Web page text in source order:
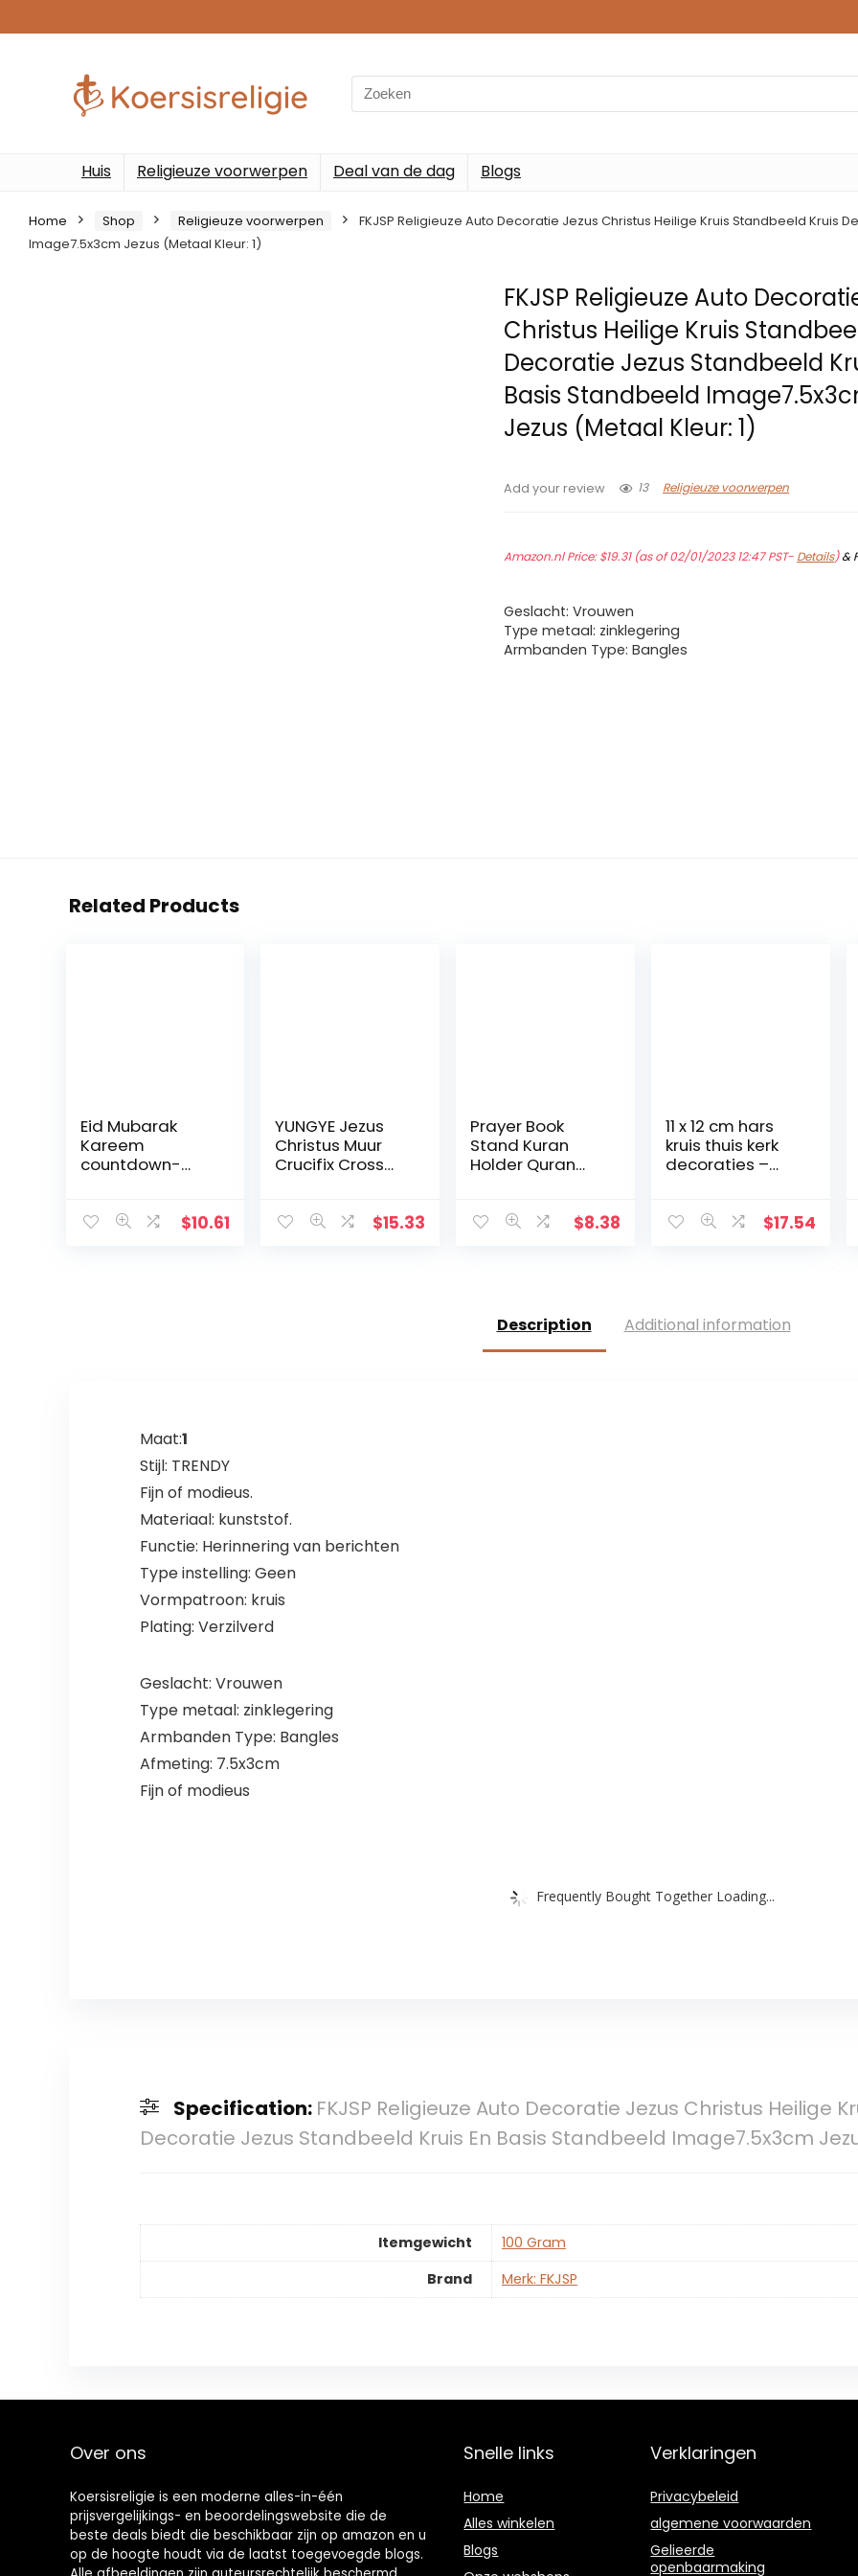
Search
for:
Huis Religieuze voorwerpen Deal van de dag Blogs
Home Shop Religieuze voorwerpen
FKJSP Religieuze Auto Decoratie Jezus Christus Heilige Kruis Standbeeld Kruis
Image7.5x3cm Jezus (Metaal Kleur: 1)
FKJSP Religieuze Auto
Christus Heilige Kruis
Decoratie Jezus Standbeeld
Basis Standbeeld
Jezus (Metaal Kleur: 1)
Add your review 13 Religieuze voorwerpen
Amazon.nl Price:$19.31(as of 02/01/2023 12:47 PST- Details)&
Geslacht: Vrouwen
Type metaal: zinklegering
Armbanden Type: Bangles
Related Products
Eid Mubarak
Kareem
countdown-
vilten kalender
$10.61
YUNGYE Jezus
Christus Muur
Crucifix Cross
Decor Jezus $15.33
Prayer Book
Stand Kuran
Holder Quran
Mubarak
$8.38
11 x 12 cm hars
kruis thuis kerk
decoraties –
decoratie –
vieringen
$17.54
Description Additional information
Maat:1
Stijl: TRENDY
Fijn of modieus.
Materiaal: kunststof.
Functie: Herinnering van berichten
Type instelling: Geen
Vormpatroon: kruis
Plating: Verzilverd
Geslacht: Vrouwen
Type metaal: zinklegering
Armbanden Type: Bangles
Afmeting: 7.5x3cm
Fijn of modieus
Frequently Bought Together Loading...
Specification: FKJSP Religieuze Auto Decoratie Jezus Christus Heilige
Decoratie Jezus Standbeeld Kruis En Basis Standbeeld Image7.5x3cm
Itemgewicht
‎100 Gram
Brand
Merk: FKJSP
Over ons
Koersisreligie is een moderne alles-in-één
prijsvergelijkings- en beoordelingswebsite die de
beste deals biedt die beschikbaar zijn op amazon en u
op de hoogte houdt via de laatst toegevoegde blogs.
Snelle links
Home
Alles winkelen
Blogs
Verklaringen
Privacybeleid
algemene voorwaarden
Gelieerde
openbaarmaking